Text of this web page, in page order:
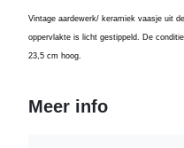
Vintage aardewerk/ keramiek vaasje uit
oppervlakte is licht gestippeld . De
23,5 cm hoog.
Meer info